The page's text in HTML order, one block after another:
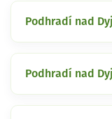
Podhradí nad
Podhradí nad